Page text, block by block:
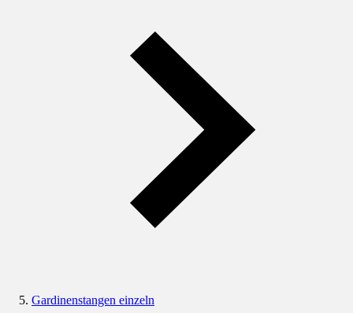
Gardinenstangen einzeln